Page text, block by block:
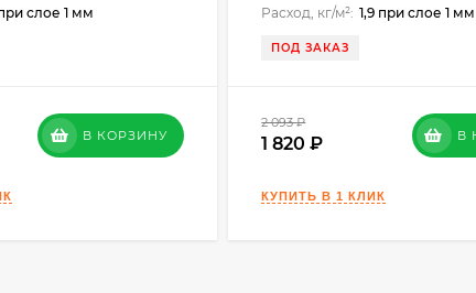
слое 1 мм
В КОРЗИНУ
Расход, кг/м²: 1,9 при слое 1 мм
ПОД ЗАКАЗ
2 093 ₽
1 820 В